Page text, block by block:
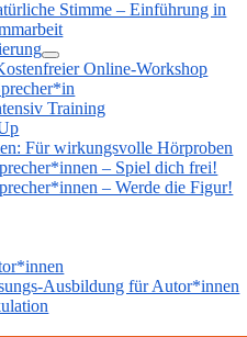
Stimme – Einführung in
Online-Workshop
Training
Für wirkungsvolle Hörproben
– Spiel dich frei!
– Werde die Figur!
Ausbildung für Autor*innen